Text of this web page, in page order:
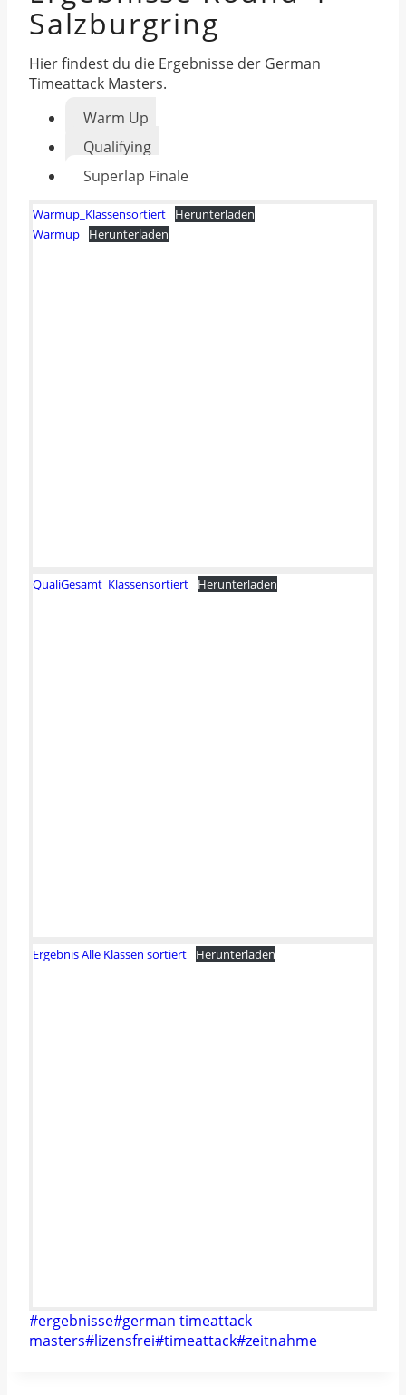
Salzburgring
Hier findest du die Ergebnisse der German
Timeattack Masters.
Warm Up
Qualifying
Superlap Finale
Warmup_Klassensortiert
Herunterladen
Warmup
Herunterladen
QualiGesamt_Klassensortiert Herunterladen
Ergebnis Alle Klassen sortiert Herunterladen
Schlagworte:
#ergebnisse#german timeattack
masters#lizensfrei#timeattack#zeitnahme